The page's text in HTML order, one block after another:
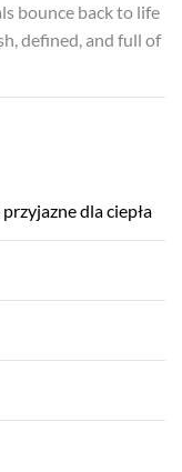
bounce back to life
defined, and full of
dla ciepła